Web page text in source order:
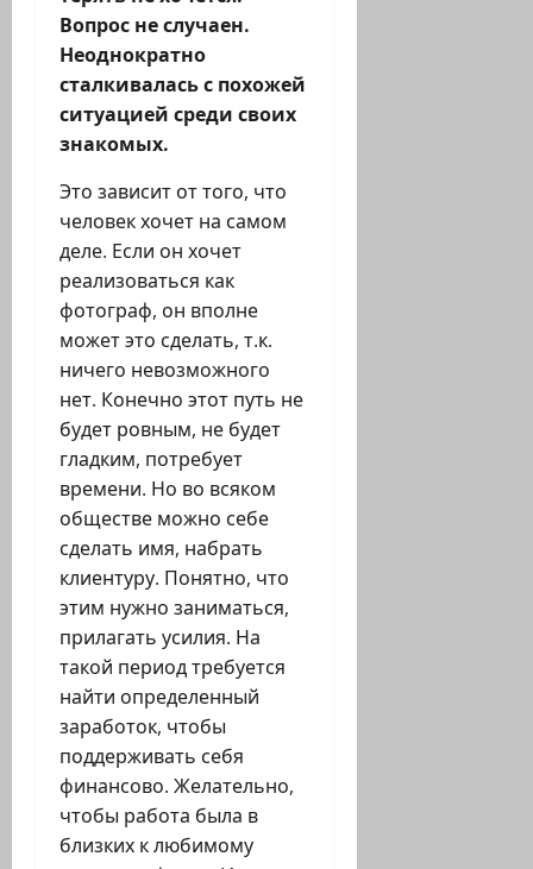
Вопрос не случаен.
Неоднократно
сталкивалась с похожей
ситуацией среди своих
знакомых.
Это зависит от того, что
человек хочет на самом
деле. Если он хочет
реализоваться как
фотограф, он вполне
может это сделать, т.к.
ничего невозможного
нет. Конечно этот путь не
будет ровным, не будет
гладким, потребует
времени. Но во всяком
обществе можно себе
сделать имя, набрать
клиентуру. Понятно, что
этим нужно заниматься,
прилагать усилия. На
такой период требуется
найти определенный
заработок, чтобы
поддерживать себя
финансово. Желательно,
чтобы работа была в
близких к любимому